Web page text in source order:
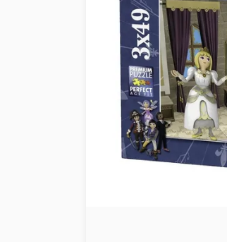
Puzzles en bois
Peinture au numéro